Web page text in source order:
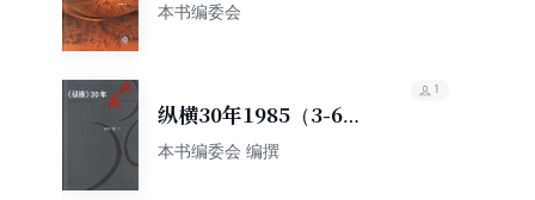
列：影视歌曲
本书编委会
纵横30年1985（3-6）
（分两册）
本书编委会 编撰
1